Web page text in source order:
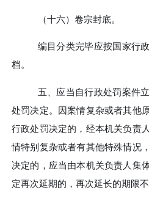
（十六） 卷宗封底。
编目分类完毕应按国家行
档。
五、 应当自行政处罚案件
处罚决定。因案情复杂或者其他
行政处罚决定的，经本机关负责
情特别复杂或者有其他特殊情况
决定的，应当由本机关负责人集
定再次延期的，再次延长的期限不